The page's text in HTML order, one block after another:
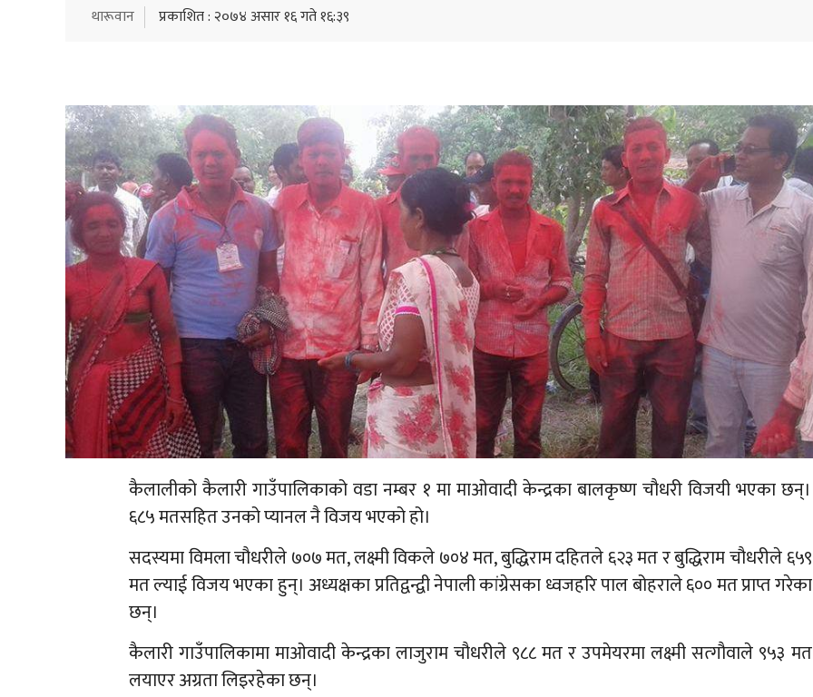
थारूवान प्रकाशित : २०७४ असार १६ गते १६:३९
कैलालीको कैलारी गाउँपालिकाको वडा नम्बर १ मा माओवादी केन्द्रका बालकृष्ण चौधरी विजयी भएका छन्।
६८५ मतसहित उनको प्यानल नै विजय भएको हो।
सदस्यमा विमला चौधरीले ७०७ मत, लक्ष्मी विकले ७०४ मत, बुद्धिराम दहितले ६२३ मत र बुद्धिराम चौधरीले ६५९
मत ल्याई विजय भएका हुन्। अध्यक्षका प्रतिद्वन्द्वी नेपाली कांग्रेसका ध्वजहरि पाल बोहराले ६०० मत प्राप्त गरेका
छन्।
कैलारी गाउँपालिकामा माओवादी केन्द्रकालाजुराम चौधरीले ९८८ मत र उपमेयरमालक्ष्मी सत्गौवाले ९५३ मत
लयाएर अग्रता लिइरहेका छन्।